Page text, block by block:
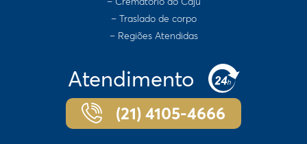
– Traslado de corpo
– Regiões Atendidas
Atendimento
(21) 4105-4666